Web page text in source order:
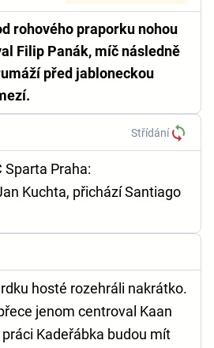
rohového praporku nohou
Filip Panák, míč následně
před jabloneckou
Střídání
Sparta Praha:
Kuchta, přichází Santiago
hosté rozehráli nakrátko.
jenom centroval Kaan
Kadeřábka budou mít